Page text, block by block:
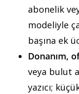
abonelik
modeliyle
başına ek
Donanım,
veya bulut
yazıcı;